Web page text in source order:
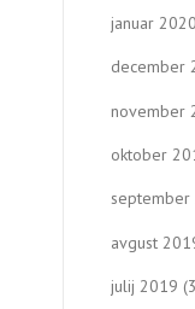
januar 2020
december
november
oktober
september
avgust
julij 2019